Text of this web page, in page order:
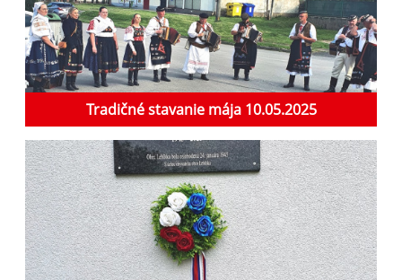
Tradičné stavanie mája 10.05.2025